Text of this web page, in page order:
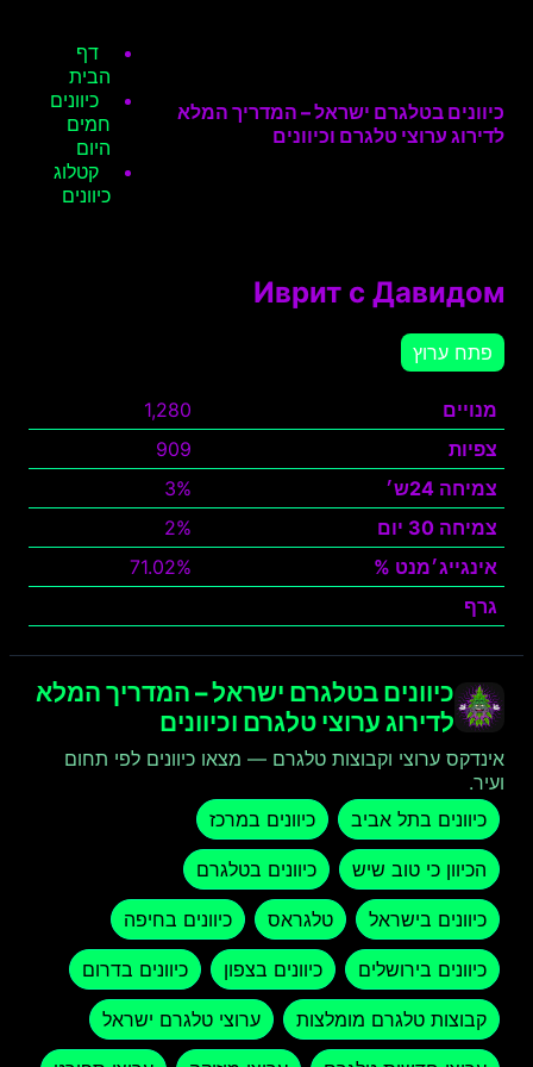
כיוונים בטלגרם ישראל – המדריך המלא
לדירוג ערוצי טלגרם וכיוונים
דף
הבית
כיוונים
חמים
היום
קטלוג
כיוונים
Иврит с Давидом
פתח ערוץ
מנויים
1,280
צפיות
909
צמיחה 24ש׳
3%
צמיחה 30 יום
2%
אינגייג׳מנט %
71.02%
גרף
כיוונים בטלגרם ישראל – המדריך המלא
לדירוג ערוצי טלגרם וכיוונים
אינדקס ערוצי וקבוצות טלגרם — מצאו כיוונים לפי תחום
ועיר.
כיוונים בתל אביב
כיוונים במרכז
הכיוון כי טוב שיש כיוונים בטלגרם
כיוונים בישראל טלגראס כיוונים בחיפה
כיוונים בירושלים כיוונים בצפון כיוונים בדרום
קבוצות טלגרם מומלצות ערוצי טלגרם ישראל